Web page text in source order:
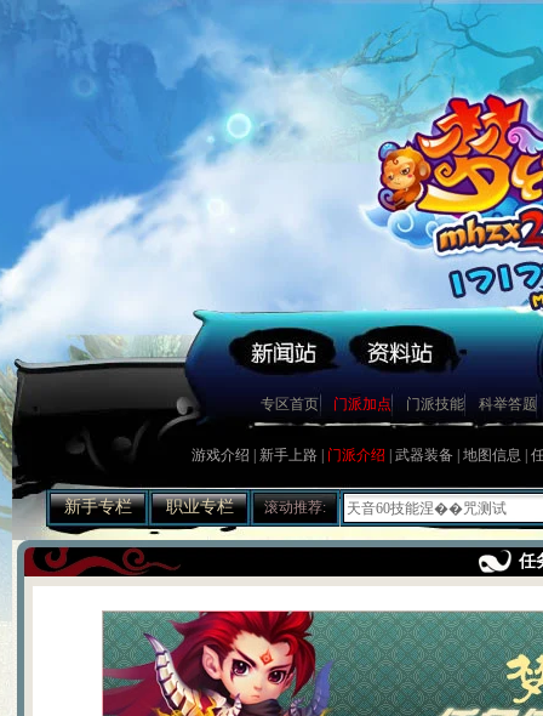
专区首页 门派加点 门派技能 科举答题
游戏介绍 新手上路 门派介绍 武器装备 地图信息
新手专栏 职业专栏 滚动推荐:
镇妖抓鬼心得打法及要点
史上最牛宠物宝宝资料大全
如何获得幼年菜刀兔宝宝[最
[寂寞姐]教你平民赚钱心得
圣巫抓鬼心得 封怪顺序很重要
天音60技能涅��咒测试
合理使用收费道具(修炼丹)
关于BB化资质化悟性
赚钱大秘籍 不贱不商，无奸不
梦幻诛仙称谓属性汇总及获得
关于25级隐藏任务 黑心老人
新区冲级攻略 玩家必看
关于天音寺的一点小提示
宝宝攻击和伤害攻击计算
梦幻诛仙练级之不用药
任